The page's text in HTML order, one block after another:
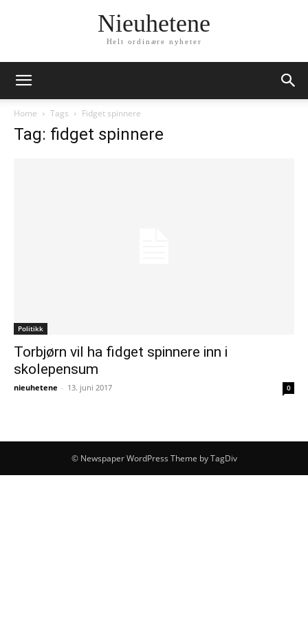
Nieuhetene
Helt ordinære nyheter
Home Tags Fidget spinnere
Tag: fidget spinnere
Politikk
Torbjørn vil ha fidget spinnere inn i
skolepensum
nieuhetene - 13. juni 2017 0
© Newspaper WordPress Theme by TagDiv